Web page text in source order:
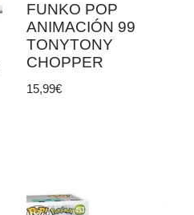
FUNKO POP
ANIMACIÓN 99
TONYTONY
CHOPPER
15,99€